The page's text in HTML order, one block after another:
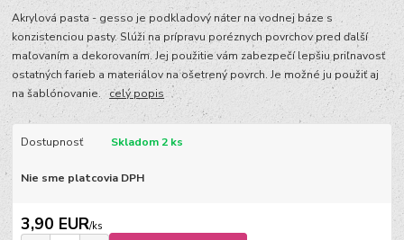
Akrylová pasta - gesso je podkladový náter na vodnej báze s
konzistenciou pasty. Slúži na prípravu poréznych povrchov pred ďalší
maľovaním a dekorovaním. Jej použitie vám zabezpečí lepšiu priľnavosť
ostatných farieb a materiálov na ošetrený povrch. Je možné ju použiť aj
na šablónovanie.celý popis
Dostupnosť Skladom 2 ks
Nie sme platcovia DPH
3,90 EUR/ks